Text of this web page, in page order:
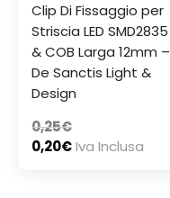
Clip Di Fissaggio per
Striscia LED SMD2835
& COB Larga 12mm –
De Sanctis Light &
Design
0,25€
0,20€Iva Inclusa